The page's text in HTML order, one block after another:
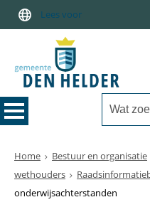
Lees voor
Home Bestuur en organisatie
wethouders
onderwijsachterstanden